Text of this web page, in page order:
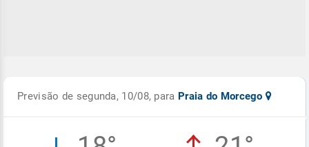
Previsão de segunda, 10/08, para Praia do Morcego